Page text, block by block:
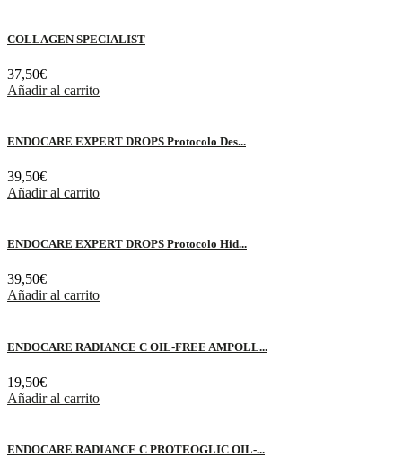
COLLAGEN SPECIALIST
37,50€
Añadir al carrito
ENDOCARE EXPERT DROPS Protocolo Des...
39,50€
Añadir al carrito
ENDOCARE EXPERT DROPS Protocolo Hid...
39,50€
Añadir al carrito
ENDOCARE RADIANCE C OIL-FREE AMPOLL...
19,50€
Añadir al carrito
ENDOCARE RADIANCE C PROTEOGLIC OIL-...